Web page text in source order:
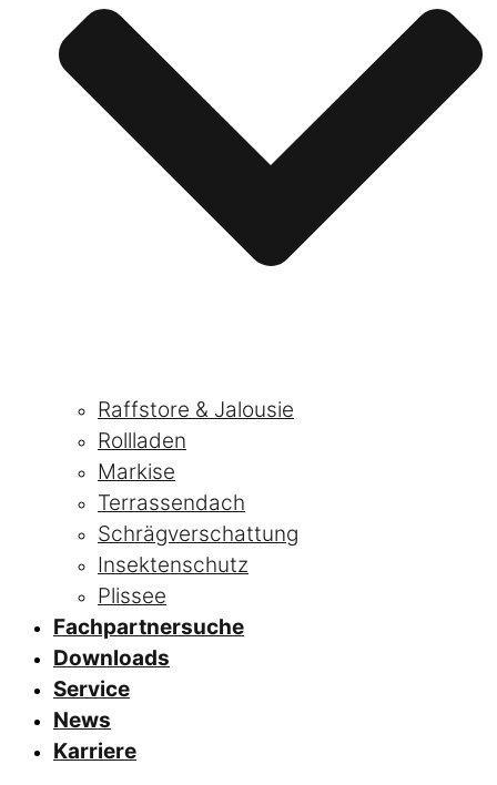
Raffstore & Jalousie
Rollladen
Markise
Terrassendach
Schrägverschattung
Insektenschutz
Plissee
Fachpartnersuche
Downloads
Service
News
Karriere